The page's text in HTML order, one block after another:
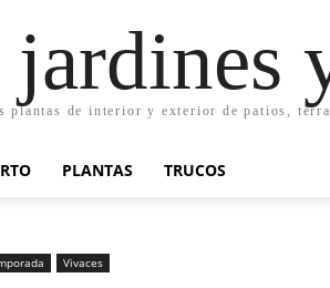
jardines
de interior y exterior de patios,
PLANTAS TRUCOS
Vivaces